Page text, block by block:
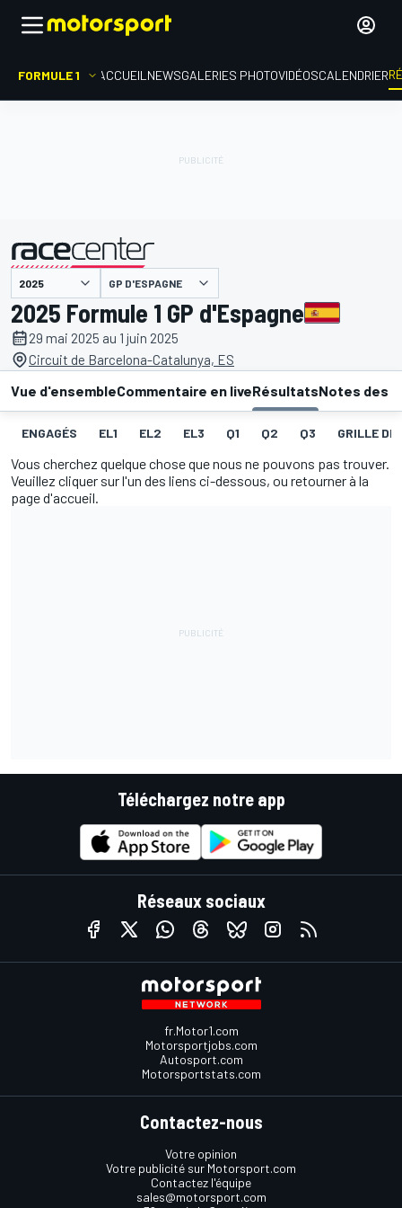
FORMULE 1 ACCUEIL NEWSGALERIES PHOTOVIDÉOSCALENDRIER
présenté par GP D'ESPAGNE
2025 Formule 1 GP d'Espagne
29 mai 2025 au 1 juin 2025
Circuit de Barcelona-Catalunya, ES
Vue d'ensembleCommentaire en liveRésultatsNotes des
ENGAGÉS EL1 EL2 EL3 Q1 Q2 Q3 GRILLE DE
Vous cherchez quelque chose que nous ne pouvons pas trouver.
Veuillez cliquer sur l'un des liens ci-dessous, ou retourner à la
page d'accueil.
Téléchargez notre app
Réseaux sociaux
fr.Motor1.com
Motorsportjobs.com
Autosport.com
Motorsportstats.com
Contactez-nous
Votre opinion
Votre publicité sur Motorsport.com
Contactez l'équipe
sales@motorsport.com